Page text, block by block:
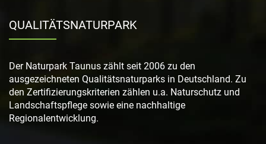
QUALITÄTSNATURPARK
Der Naturpark Taunus zählt seit 2006 zu den
ausgezeichneten Qualitätsnaturparks in Deutschland. Zu
den Zertifizierungskriterien zählen u.a. Naturschutz und
Landschaftspflege sowie eine nachhaltige
Regionalentwicklung.